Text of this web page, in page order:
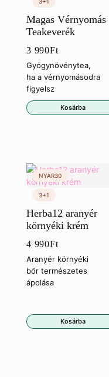
Magas Vérnyomás
Teakeverék
3 990Ft
Gyógynövénytea,
ha a vérnyomásodra
figyelsz
Kosárba
Herba12 aranyér
környéki krém
4 990Ft
Aranyér környéki
bőr természetes
ápolása
Kosárba